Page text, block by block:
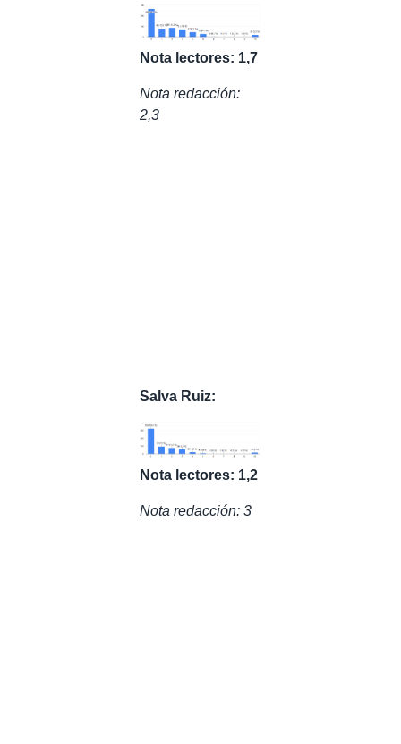
Nota lectores: 1,7
Nota redacción:
2,3
Salva Ruiz:
Nota lectores: 1,2
Nota redacción: 3